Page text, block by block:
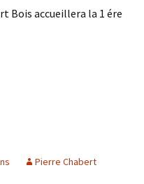
Bois accueillera la 1 ére
écoles du jeu d’Échecs
Pierre Chabert